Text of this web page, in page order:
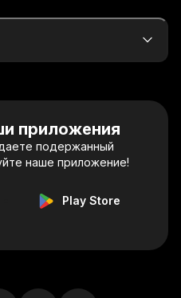
приложения
подержанный
наше приложение!
Play Store